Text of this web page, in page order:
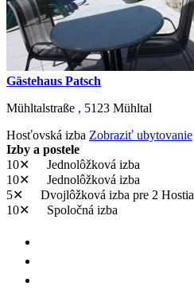
Gästehaus Patsch
Mühltalstraße , 5123 Mühltal
Hosťovská izba Zobraziť ubytovanie
Izby a postele
10✕
Jednolôžková izba
10✕
Jednolôžková izba
5✕
Dvojlôžková izba pre 2 Hostia
10✕
Spoločná izba